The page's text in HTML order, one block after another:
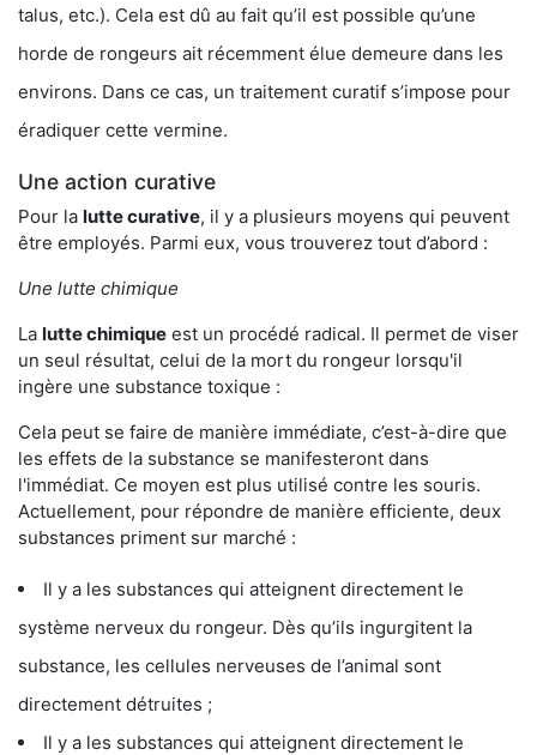
talus, etc.). Cela est dû au fait qu’il est possible qu’une
horde de rongeurs ait récemment élue demeure dans les
environs. Dans ce cas, un traitement curatif s’impose pour
éradiquer cette vermine.
Une action curative
Pour la lutte curative, il y a plusieurs moyens qui peuvent
être employés. Parmi eux, vous trouverez tout d’abord :
Une lutte chimique
La lutte chimique est un procédé radical. Il permet de viser
un seul résultat, celui de la mort du rongeur lorsqu'il
ingère une substance toxique :
Cela peut se faire de manière immédiate, c’est-à-dire que
les effets de la substance se manifesteront dans
l'immédiat. Ce moyen est plus utilisé contre les souris.
Actuellement, pour répondre de manière efficiente, deux
substances priment sur marché :
Il y a les substances qui atteignent directement le
système nerveux du rongeur. Dès qu’ils ingurgitent la
substance, les cellules nerveuses de l’animal sont
directement détruites ;
Il y a les substances qui atteignent directement le